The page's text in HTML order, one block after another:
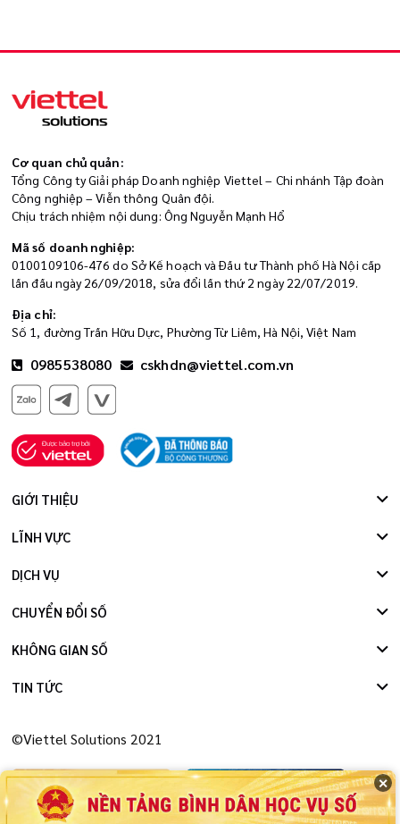
✕
Cơ quan chủ quản:
Tổng Công ty Giải pháp Doanh nghiệp Viettel – Chi nhánh Tập đoàn
Công nghiệp – Viễn thông Quân đội.
Chịu trách nhiệm nội dung: Ông Nguyễn Mạnh Hổ
Mã số doanh nghiệp:
0100109106-476 do Sở Kế hoạch và Đầu tư Thành phố Hà Nội cấp
lần đầu ngày 26/09/2018, sửa đổi lần thứ 2 ngày 22/07/2019.
Địa chỉ:
Số 1, đường Trần Hữu Dực, Phường Từ Liêm, Hà Nội, Việt Nam
0985538080 cskhdn@viettel.com.vn
GIỚI THIỆU
LĨNH VỰC
DỊCH VỤ
CHUYỂN ĐỔI SỐ
KHÔNG GIAN SỐ
TIN TỨC
©Viettel Solutions 2021